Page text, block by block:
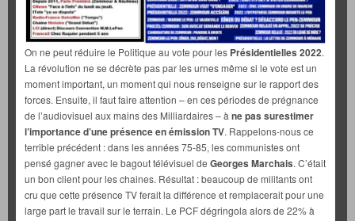
On ne peut réduire le Politique au vote pour les Présidentielles 2022.
La révolution ne se décrète pas par les urnes même si le vote est un
moment important, un moment qui nous renseigne sur le rapport des
forces. Ensuite, il faut faire attention – en ces périodes de prégnance
de l’audiovisuel aux mains des Milliardaires – à ne pas surestimer
l’importance d’une présence en émission TV. Rappelons-nous ce
terrible précédent : dans les années 75-85, les communistes ont
pensé gagner avec le bagout télévisuel de Georges Marchais. C’était
un bon client pour les chaines. Résultat : beaucoup de militants ont
cru que cette présence TV ferait la différence et remplacerait pour une
large part le travail sur le terrain. Le PCF dégringola alors de 22% à